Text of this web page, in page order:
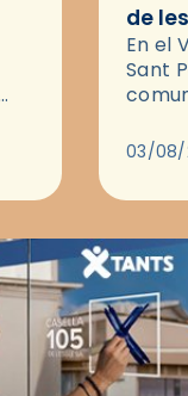
de
En el
Sant
03/08/